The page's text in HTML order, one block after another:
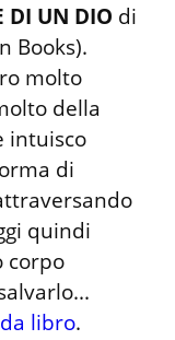
DI UN DIO di
Books).
molto
della
intuisco
di
quindi
corpo
libro.